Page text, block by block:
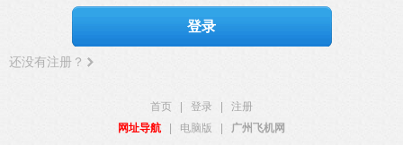
登录
还没有注册？
首页 登录
注册
网址导航
电脑版 广州飞机网